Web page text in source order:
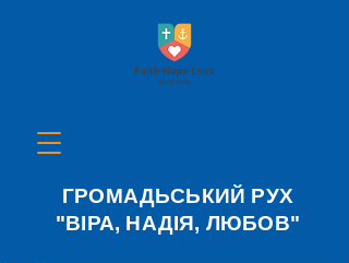
ГРОМАДЬСЬКИЙ РУХ
"ВІРА, НАДІЯ, ЛЮБОВ"